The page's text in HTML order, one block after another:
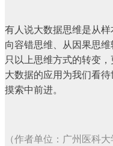
有人说大数据思维是从
向容错思维、从因果思
只以上思维方式的转变
大数据的应用为我们看
摸索中前进。
（作者单位：广州医科